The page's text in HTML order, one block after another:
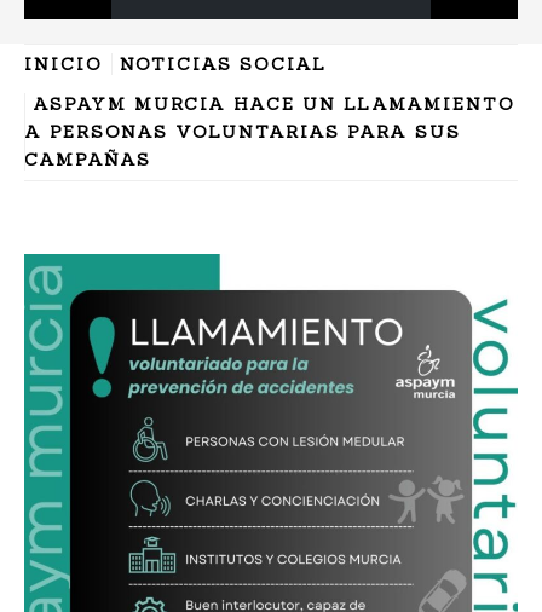
INICIO
NOTICIAS SOCIAL
ASPAYM MURCIA HACE UN LLAMAMIENTO
A PERSONAS VOLUNTARIAS PARA SUS
CAMPAÑAS